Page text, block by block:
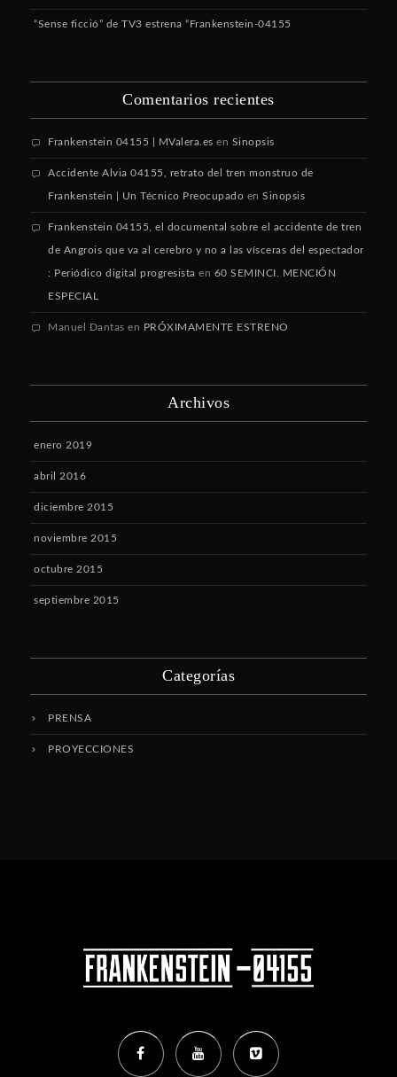
“Sense ficció” de TV3 estrena “Frankenstein-04155
Comentarios recientes
Frankenstein 04155 | MValera.es en Sinopsis
Accidente Alvia 04155, retrato del tren monstruo de
Frankenstein | Un Técnico Preocupado en Sinopsis
Frankenstein 04155, el documental sobre el accidente de tren
de Angrois que va al cerebro y no a las vísceras del espectador
: Periódico digital progresista en 60 SEMINCI. MENCIÓN
ESPECIAL
Manuel Dantas en PRÓXIMAMENTE ESTRENO
Archivos
enero 2019
abril 2016
diciembre 2015
noviembre 2015
octubre 2015
septiembre 2015
Categorías
PRENSA
PROYECCIONES